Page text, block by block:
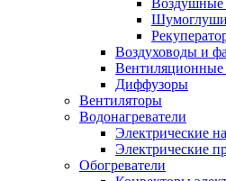
Воздушные
Воздуховоды и
Вентиляционные
Диффузоры
Вентиляторы
Водонагреватели
Электрические
Электрические
Обогреватели